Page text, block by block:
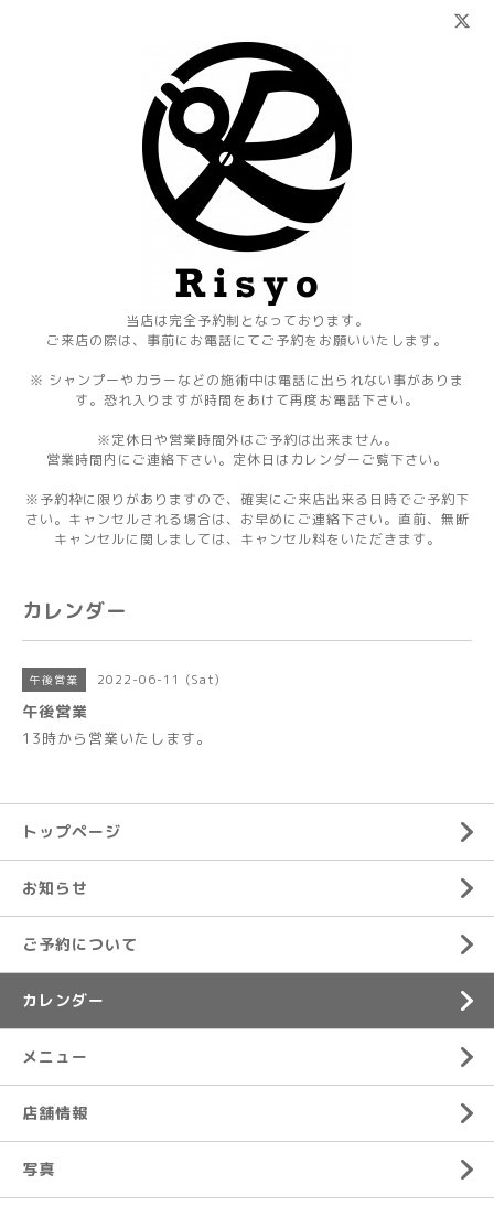
当店は完全予約制となっております。
ご来店の際は、事前にお電話にてご予約をお願いいたします。
※ シャンプーやカラーなどの施術中は電話に出られない事がありま
す。恐れ入りますが時間をあけて再度お電話下さい。
※定休日や営業時間外はご予約は出来ません。
営業時間内にご連絡下さい。定休日はカレンダーご覧下さい。
※予約枠に限りがありますので、確実にご来店出来る日時でご予約下
さい。キャンセルされる場合は、お早めにご連絡下さい。直前、無断
キャンセルに関しましては、キャンセル料をいただきます。
カレンダー
午後営業 2022-06-11 (Sat)
午後営業
13時から営業いたします。
トップページ
お知らせ
ご予約について
カレンダー
メニュー
店舗情報
写真